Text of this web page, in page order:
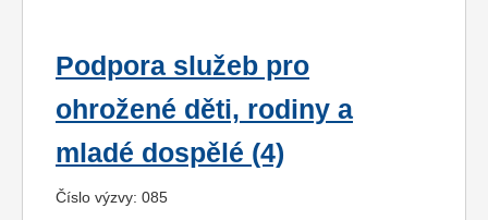
Podpora služeb pro
ohrožené děti, rodiny a
mladé dospělé (4)
Číslo výzvy: 085